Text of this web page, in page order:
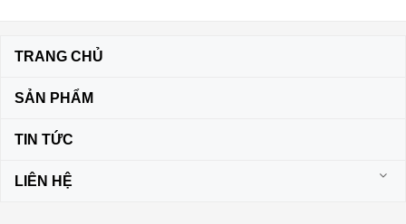
TRANG CHỦ
SẢN PHẨM
TIN TỨC
LIÊN HỆ